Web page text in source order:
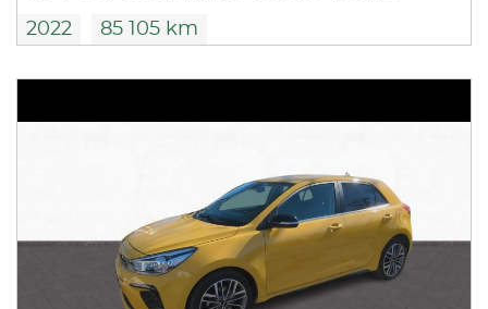
2022 85 105 km